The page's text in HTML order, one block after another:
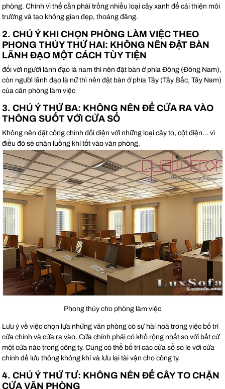
phòng. Chính vì thế cần phải trồng nhiều loại cây xanh để cải thiện môi
trường và tạo không gian đẹp, thoáng đãng.
2. CHÚ Ý KHI CHỌN PHÒNG LÀM VIỆC THEO
PHONG THỦY THỨ HAI: KHÔNG NÊN ĐẶT BÀN
LÃNH ĐẠO MỘT CÁCH TÙY TIỆN
đối với người lãnh đạo là nam thì nên đặt bàn ở phía Đông (Đông Nam),
còn người lãnh đạo là nữ thì nên đặt bàn ở phía Tây (Tây Bắc, Tây Nam)
của căn phòng làm việc
3. CHÚ Ý THỨ BA: KHÔNG NÊN ĐỂ CỬA RA VÀO
THÔNG SUỐT VỚI CỬA SỔ
Không nên đặt cổng chính đối diện với những loại cây to, cột điện… vì
điều đó sẽ chặn luồng khí tốt vào văn phòng.
Phong thủy cho phòng làm việc
Lưu ý về việc chọn lựa những văn phòng có sự hài hoà trong việc bố trí
cửa chính và cửa ra vào. Cửa chính phải có khổ rộng nhất so với bất cứ
một cửa nào trong công ty. Cũng có thể bố trí các cửa sổ so le với cửa
chính để lưu thông không khí và lưu lại tài vận cho công ty.
4. CHÚ Ý THỨ TƯ: KHÔNG NÊN ĐỂ CÂY TO CHẶN
CỬA VĂN PHÒNG